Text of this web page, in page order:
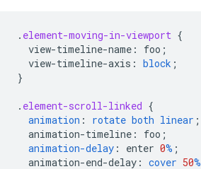
. element-moving-in-viewport {
view-timeline-name : foo ;
view-timeline-axis : block ;
}
. element-scroll-linked {
animation : rotate both linear ;
animation-timeline : foo ;
animation-delay : enter 0% ;
animation-end-delay : cover 50%